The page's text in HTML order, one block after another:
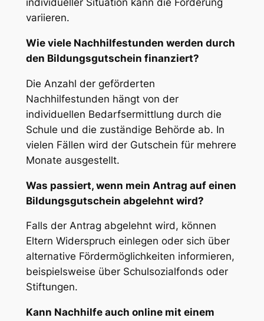
individueller Situation kann die Förderung
variieren.
Wie viele Nachhilfestunden werden durch
den Bildungsgutschein finanziert?
Die Anzahl der geförderten
Nachhilfestunden hängt von der
individuellen Bedarfsermittlung durch die
Schule und die zuständige Behörde ab. In
vielen Fällen wird der Gutschein für mehrere
Monate ausgestellt.
Was passiert, wenn mein Antrag auf einen
Bildungsgutschein abgelehnt wird?
Falls der Antrag abgelehnt wird, können
Eltern Widerspruch einlegen oder sich über
alternative Fördermöglichkeiten informieren,
beispielsweise über Schulsozialfonds oder
Stiftungen.
Kann Nachhilfe auch online mit einem